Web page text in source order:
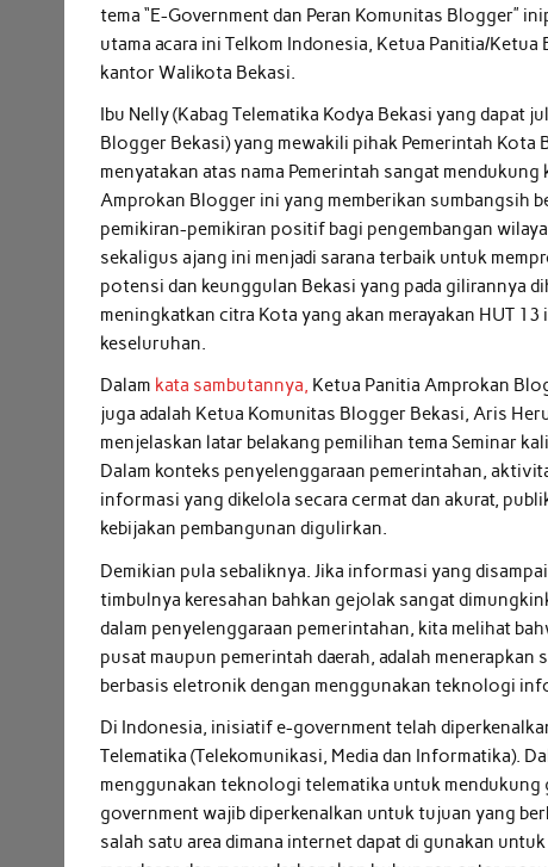
tema “E-Government dan Peran Komunitas Blogger”
utama acara ini Telkom Indonesia, Ketua Panitia/
kantor Walikota Bekasi.
Ibu Nelly (Kabag Telematika Kodya Bekasi yang dapat
Blogger Bekasi) yang mewakili pihak Pemerintah Kota
menyatakan atas nama Pemerintah sangat mendukung
Amprokan Blogger ini yang memberikan sumbangsih
pemikiran-pemikiran positif bagi pengembangan
sekaligus ajang ini menjadi sarana terbaik untuk
potensi dan keunggulan Bekasi yang pada gilirannya
meningkatkan citra Kota yang akan merayakan HUT 13
keseluruhan.
Dalam kata sambutannya, Ketua Panitia Amprokan
juga adalah Ketua Komunitas Blogger Bekasi, Aris
menjelaskan latar belakang pemilihan tema Seminar
Dalam konteks penyelenggaraan pemerintahan,
informasi yang dikelola secara cermat dan akurat,
kebijakan pembangunan digulirkan.
Demikian pula sebaliknya. Jika informasi yang
timbulnya keresahan bahkan gejolak sangat
dalam penyelenggaraan pemerintahan, kita melihat
pusat maupun pemerintah daerah, adalah
berbasis eletronik dengan menggunakan teknologi
Di Indonesia, inisiatif e-government telah
Telematika (Telekomunikasi, Media dan Informatika).
menggunakan teknologi telematika untuk mendukung
government wajib diperkenalkan untuk tujuan yang
salah satu area dimana internet dapat di gunakan